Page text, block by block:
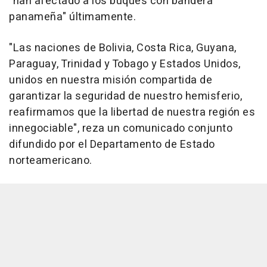
panameña" últimamente.
"Las naciones de Bolivia, Costa Rica, Guyana,
Paraguay, Trinidad y Tobago y Estados Unidos,
unidos en nuestra misión compartida de
garantizar la seguridad de nuestro hemisferio,
reafirmamos que la libertad de nuestra región es
innegociable", reza un comunicado conjunto
difundido por el Departamento de Estado
norteamericano.